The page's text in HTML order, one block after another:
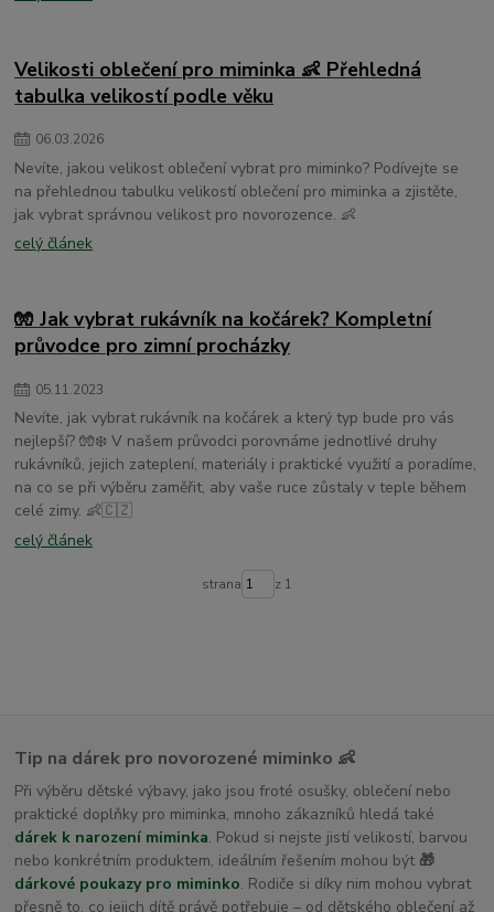
dětské osušky s kapucí
Velikosti oblečení pro miminka 👶 Přehledná
tabulka velikostí podle věku
06.03.2026
Nevíte, jakou velikost oblečení vybrat pro miminko? Podívejte se
na přehlednou tabulku velikostí oblečení pro miminka a zjistěte,
jak vybrat správnou velikost pro novorozence. 👶
celý článek
🧤 Jak vybrat rukávník na kočárek? Kompletní
průvodce pro zimní procházky
05.11.2023
Nevíte, jak vybrat rukávník na kočárek a který typ bude pro vás
nejlepší? 🧤❄️ V našem průvodci porovnáme jednotlivé druhy
rukávníků, jejich zateplení, materiály i praktické využití a poradíme,
na co se při výběru zaměřit, aby vaše ruce zůstaly v teple během
celé zimy. 👶🇨🇿
celý článek
strana z 1
Tip na dárek pro novorozené miminko 👶
Při výběru dětské výbavy, jako jsou froté osušky, oblečení nebo
praktické doplňky pro miminka, mnoho zákazníků hledá také
dárek k narození miminka. Pokud si nejste jistí velikostí, barvou
nebo konkrétním produktem, ideálním řešením mohou být 🎁
dárkové poukazy pro miminko. Rodiče si díky nim mohou vybrat
přesně to, co jejich dítě právě potřebuje – od dětského oblečení až